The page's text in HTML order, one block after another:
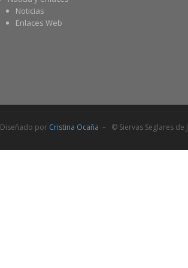
Noticias
Enlaces Web
Diseñado por Cristina Ocaña – © Siervas Seglares de